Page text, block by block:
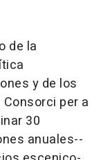
de la
y de los
per a
30
anuales--